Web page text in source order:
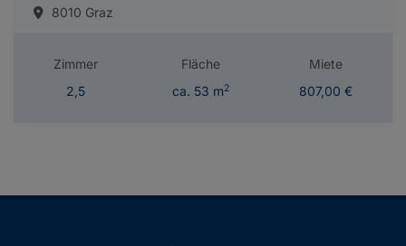
8010 Graz
Zimmer
2,5
Fläche
ca. 53 m2
Miete
807,00 €